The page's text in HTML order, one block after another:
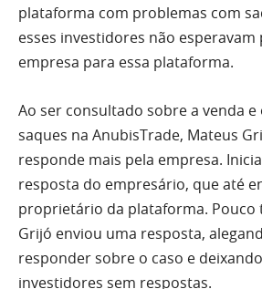
plataforma com problemas com
esses investidores não esperavam
empresa para essa plataforma.
Ao ser consultado sobre a venda
saques na AnubisTrade, Mateus
responde mais pela empresa.
resposta do empresário, que até
proprietário da plataforma. Pouco
Grijó enviou uma resposta,
responder sobre o caso e
investidores sem respostas.